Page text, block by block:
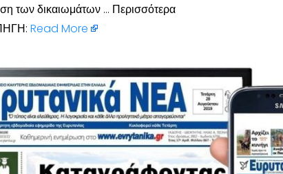
των δικαιωμάτων … Περισσότερα
Read More